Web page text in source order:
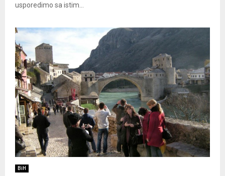
usporedimo sa istim...
BiH